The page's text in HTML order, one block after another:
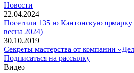
Новости
22.04.2024
Посетили 135-ю Кантонскую ярмарку
весна 2024)
30.10.2019
Секреты мастерства от компании
Подписаться на рассылку
Видео